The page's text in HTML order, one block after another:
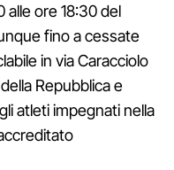
alle ore 18:30 del
fino a cessate
in via Caracciolo
Repubblica e
atleti impegnati nella